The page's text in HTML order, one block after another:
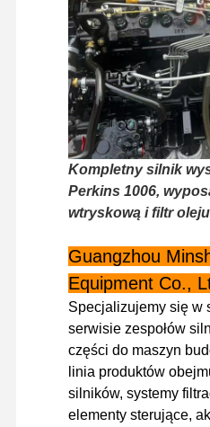
Sprawy
Silnik Perkinsa
Silnik Yanmar
Silnik Kubota
Silnik Isuzu
Silnik CUMMINS
Silnik Diesla
Silnik Mitsubishi
Silnik koparki
Kompletny silnik
Perkins 1006,
wtryskową i filtr
Guangzhou
Equipment Co.,
Specjalizujemy się w
serwisie zespołów
części do maszyn
linia produktów
silników, systemy
elementy sterujące,